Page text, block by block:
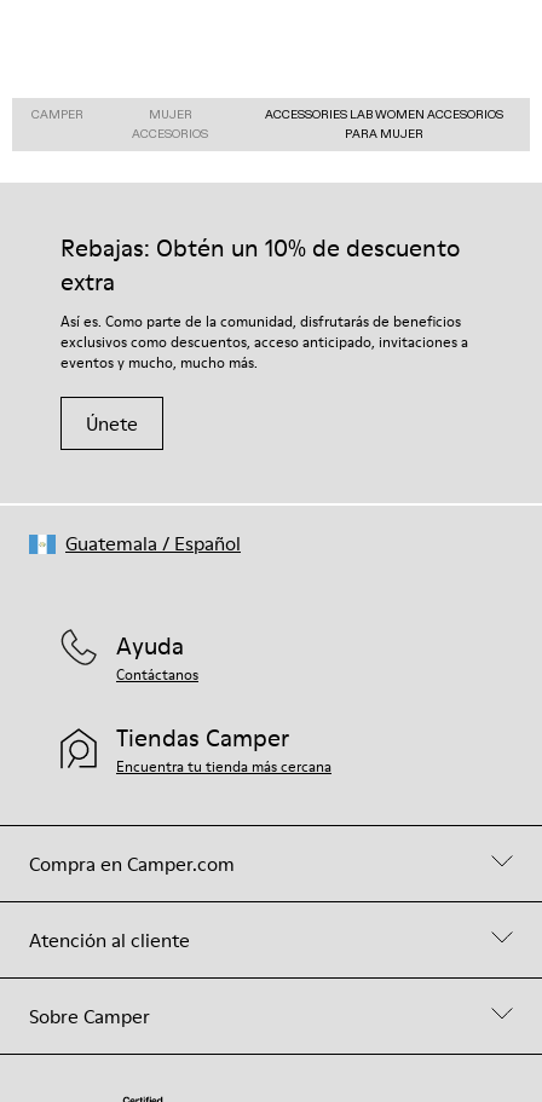
CAMPER
MUJER
ACCESORIOS
ACCESSORIES LAB WOMEN ACCESORIOS
PARA MUJER
Rebajas: Obtén un 10% de descuento
extra
Así es. Como parte de la comunidad, disfrutarás de beneficios
exclusivos como descuentos, acceso anticipado, invitaciones a
eventos y mucho, mucho más.
Únete
Compra en Camper.com
Atención al cliente
Sobre Camper
Ayuda
Contáctanos
Tiendas Camper
Encuentra tu tienda más cercana
Guatemala / Español